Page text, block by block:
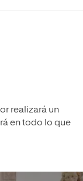
realizará un
en todo lo que